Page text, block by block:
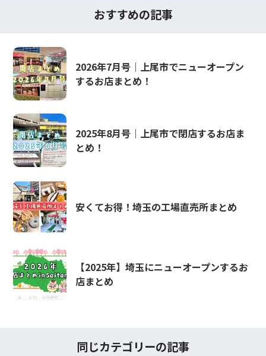
おすすめの記事
2026年7月号｜上尾市でニューオープン
するお店まとめ！
2025年8月号｜上尾市で閉店するお店ま
とめ！
安くてお得！埼玉の工場直売所まとめ
【2025年】埼玉にニューオープンするお
店まとめ
同じカテゴリーの記事